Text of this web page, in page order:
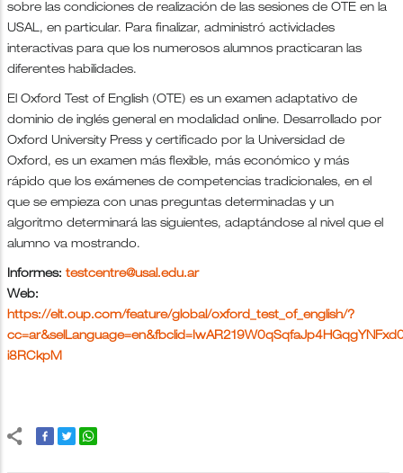
sobre las condiciones de realización de las sesiones de OTE en la
USAL, en particular. Para finalizar, administró actividades
interactivas para que los numerosos alumnos practicaran las
diferentes habilidades.
El Oxford Test of English (OTE) es un examen adaptativo de
dominio de inglés general en modalidad online. Desarrollado por
Oxford University Press y certificado por la Universidad de
Oxford, es un examen más flexible, más económico y más
rápido que los exámenes de competencias tradicionales, en el
que se empieza con unas preguntas determinadas y un
algoritmo determinará las siguientes, adaptándose al nivel que el
alumno va mostrando.
Informes: testcentre@usal.edu.ar
Web:
https://elt.oup.com/feature/global/oxford_test_of_english/?
i8RCkpM